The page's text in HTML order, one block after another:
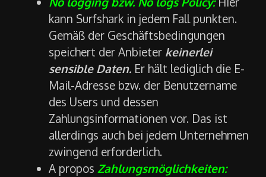
kann Surfshark in jedem Fall punkten.
Gemäß der Geschäftsbedingungen
speichert der Anbieter keinerlei
sensible Daten. Er hält lediglich die E-
Mail-Adresse bzw. der Benutzername
des Users und dessen
Zahlungsinformationen vor. Das ist
allerdings auch bei jedem Unternehmen
zwingend erforderlich.
A propos Zahlungsmöglichkeiten: